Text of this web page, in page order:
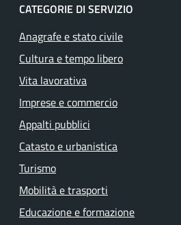
CATEGORIE DI SERVIZIO
Anagrafe e stato civile
Cultura e tempo libero
Vita lavorativa
Imprese e commercio
Appalti pubblici
Catasto e urbanistica
Turismo
Mobilità e trasporti
Educazione e formazione